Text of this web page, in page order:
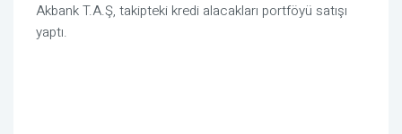
Akbank T.A.Ş, takipteki kredi alacakları portföyü satışı
yaptı.